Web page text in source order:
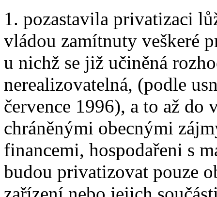
1. pozastavila privatizaci
vládou zamítnuty veškeré
u nichž se již učiněná
nerealizovatelná, (podle
července 1996), a to až do
chráněnými obecnými
financemi, hospodařeni s
budou privatizovat pouze